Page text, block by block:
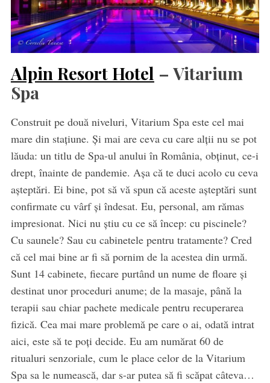
Alpin Resort Hotel – Vitarium
Spa
Construit pe două niveluri, Vitarium Spa este cel mai
mare din stațiune. Și mai are ceva cu care alții nu se pot
lăuda: un titlu de Spa-ul anului în România, obținut, ce-i
drept, înainte de pandemie. Așa că te duci acolo cu ceva
așteptări. Ei bine, pot să vă spun că aceste așteptări sunt
confirmate cu vârf și îndesat. Eu, personal, am rămas
impresionat. Nici nu știu cu ce să încep: cu piscinele?
Cu saunele? Sau cu cabinetele pentru tratamente? Cred
că cel mai bine ar fi să pornim de la acestea din urmă.
Sunt 14 cabinete, fiecare purtând un nume de floare și
destinat unor proceduri anume; de la masaje, până la
terapii sau chiar pachete medicale pentru recuperarea
fizică. Cea mai mare problemă pe care o ai, odată intrat
aici, este să te poți decide. Eu am numărat 60 de
ritualuri senzoriale, cum le place celor de la Vitarium
Spa sa le numească, dar s-ar putea să fi scăpat câteva…